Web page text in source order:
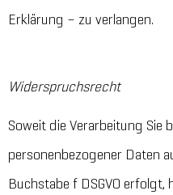
Erklärung – zu verlangen.
Widerspruchsrecht
Soweit die Verarbeitung Sie
personenbezogener Daten
Buchstabe f DSGVO erfolgt,